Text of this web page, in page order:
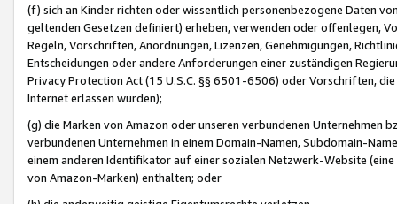
(f) sich an Kinder richten oder wissentlich personenbezogene Daten
geltenden Gesetzen definiert) erheben, verwenden oder offenlegen,
Regeln, Vorschriften, Anordnungen, Lizenzen, Genehmigungen,
Entscheidungen oder andere Anforderungen einer zuständigen
Privacy Protection Act (15 U.S.C. §§ 6501-6506) oder Vorschriften,
Internet erlassen wurden);
(g) die Marken von Amazon oder unseren verbundenen Unternehmen
verbundenen Unternehmen in einem Domain-Namen, Subdomain-
einem anderen Identifikator auf einer sozialen Netzwerk-Website
von Amazon-Marken) enthalten; oder